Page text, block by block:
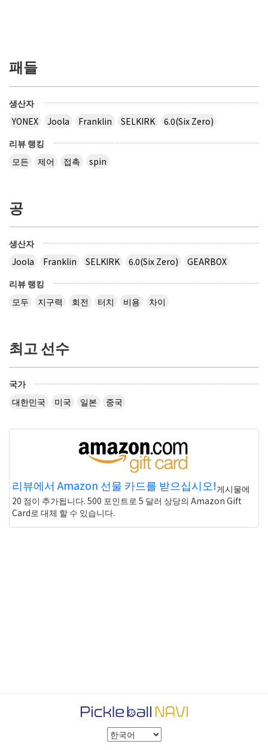
패들
생산자
YONEX
Joola Franklin SELKIRK
6.0(Six Zero)
리뷰 랭킹
모든
제어 접촉 spin
공
생산자
Joola
Franklin SELKIRK 6.0(Six Zero)
GEARBOX
리뷰 랭킹
모두
지구력 회전 터치 비용 차이
최고 선수
국가
대한민국
미국 일본 중국
리뷰에서 Amazon 선물 카드를 받으십시오!게시물에
20 점이 추가됩니다. 500 포인트로 5 달러 상당의 Amazon Gift
Card로 대체 할 수 있습니다.